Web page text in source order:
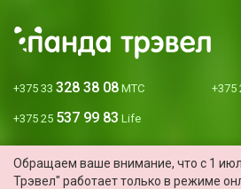
+375 33 328 38 08 МТС +375
+375 25 537 99 83 Life
Обращаем ваше внимание, что с 1
Трэвел" работает только в режиме